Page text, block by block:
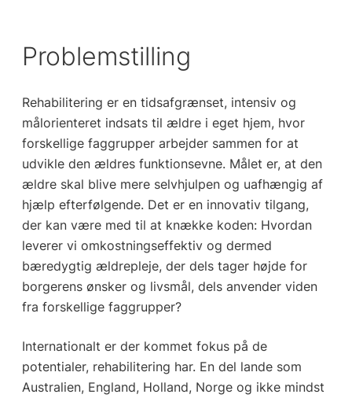
Problemstilling
Rehabilitering er en tidsafgrænset, intensiv og
målorienteret indsats til ældre i eget hjem, hvor
forskellige faggrupper arbejder sammen for at
udvikle den ældres funktionsevne. Målet er, at den
ældre skal blive mere selvhjulpen og uafhængig af
hjælp efterfølgende. Det er en innovativ tilgang,
der kan være med til at knække koden: Hvordan
leverer vi omkostningseffektiv og dermed
bæredygtig ældrepleje, der dels tager højde for
borgerens ønsker og livsmål, dels anvender viden
fra forskellige faggrupper?
Internationalt er der kommet fokus på de
potentialer, rehabilitering har. En del lande som
Australien, England, Holland, Norge og ikke mindst